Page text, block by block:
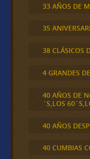
33 AÑOS DE
35
38 CLÁSICOS
4 GRANDES
40 AÑOS DE
´S,LOS
40 AÑOS
40 CUMBIAS